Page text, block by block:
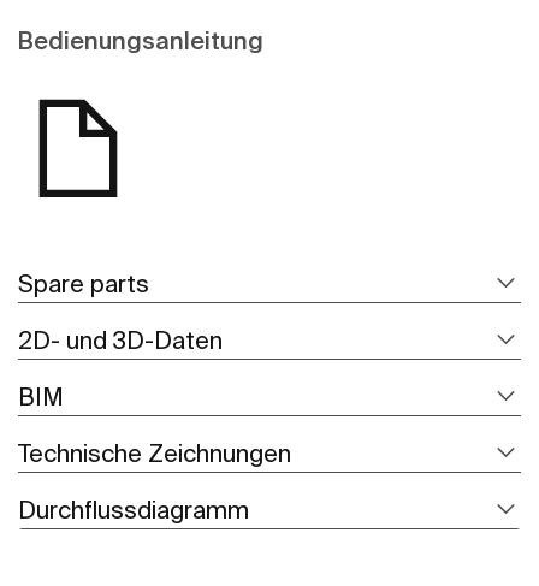
Bedienungsanleitung
Spare parts
2D- und 3D-Daten
BIM
Technische Zeichnungen
Durchflussdiagramm